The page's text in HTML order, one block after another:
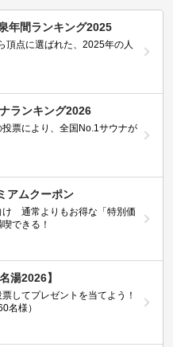
年間ランキング2025
頂点に選ばれた、2025年の人
ランキング2026
票により、全国No.1サウナが
アムクーポン
け 通常よりもお得な「特別価
できる！
湯2026】
してプレゼントを当てよう！
名様）